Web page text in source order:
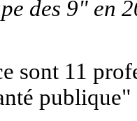
des 9" en
sont 11